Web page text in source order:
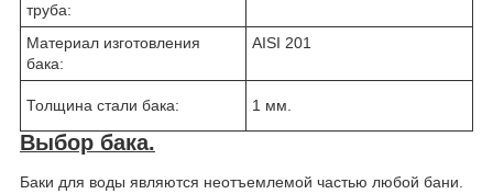
труба:
Материал изготовления
бака:
AISI 201
Толщина стали бака: 1 мм.
Выбор бака.
Баки для воды являются неотъемлемой частью любой бани.